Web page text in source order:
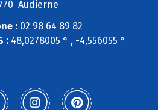
Audierne
:02 98 64 89 82
: 48,0278005 ° , -4,556055 °